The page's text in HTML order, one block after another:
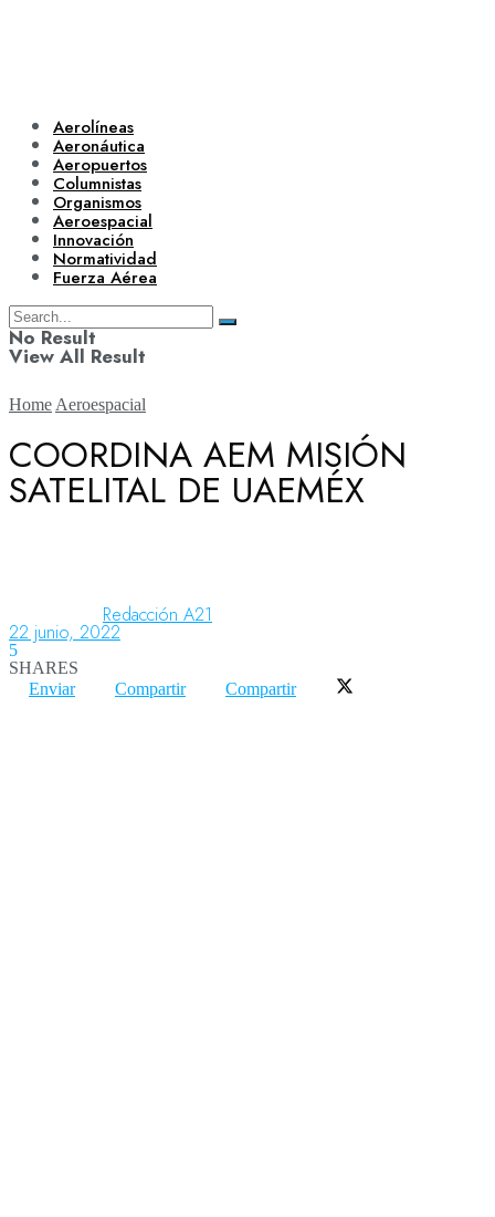
Aerolíneas
Aeronáutica
Aeropuertos
Columnistas
Organismos
Aeroespacial
Innovación
Normatividad
Fuerza Aérea
No Result
View All Result
Aerolíneas
Aeropuertos
Home Aeroespacial
COORDINA AEM MISIÓN
SATELITAL DE UAEMÉX
Redacción A21
22 junio, 2022
5
SHARES
Enviar
Compartir Compartir